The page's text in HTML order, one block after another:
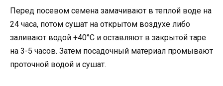
Перед посевом семена замачивают в теплой воде на
24 часа, потом сушат на открытом воздухе либо
заливают водой +40°С и оставляют в закрытой таре
на 3-5 часов. Затем посадочный материал промывают
проточной водой и сушат.